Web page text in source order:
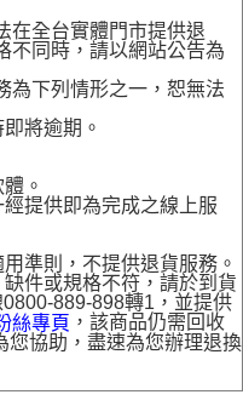
在全台實體門市提供退
不同時，請以網站公告為
為下列情形之一，恕無法
將逾期。
。
提供即為完成之線上服
準則，不提供退貨服務。
件或規格不符，請於到貨
889-898轉1，並提供
絲專頁 ，該商品仍需回收
您協助，盡速為您辦理退換